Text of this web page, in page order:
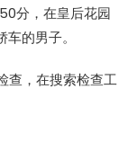
分，在皇后花园
的男子。
查，在搜索检查工